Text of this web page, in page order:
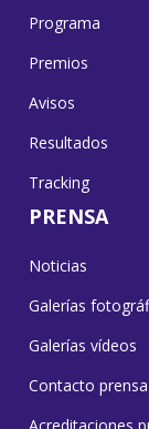
Programa
Premios
Avisos
Resultados
Tracking
PRENSA
Noticias
Galerías
Galerías vídeos
Contacto prensa